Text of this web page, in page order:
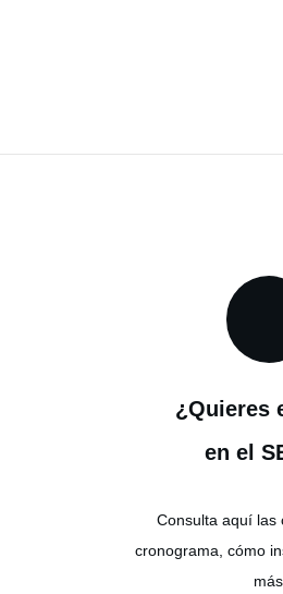
¿Quieres
en el
Consulta aquí las
cronograma, cómo
más